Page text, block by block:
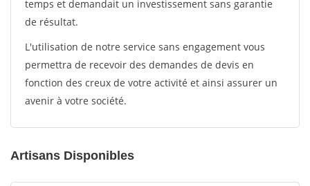
temps et demandait un investissement sans garantie
de résultat.
L'utilisation de notre service sans engagement vous
permettra de recevoir des demandes de devis en
fonction des creux de votre activité et ainsi assurer un
avenir à votre société.
Artisans Disponibles